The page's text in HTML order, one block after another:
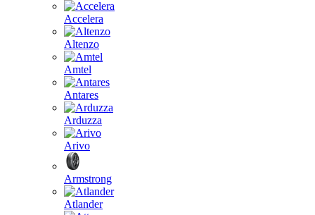
Accelera
Altenzo
Amtel
Antares
Arduzza
Arivo
Armstrong
Atlander